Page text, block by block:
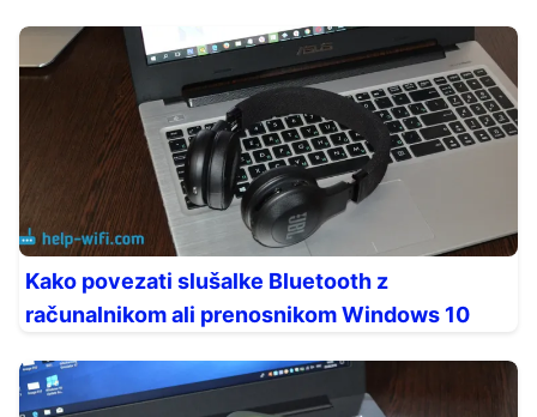
Kako povezati slušalke Bluetooth z
računalnikom ali prenosnikom Windows 10